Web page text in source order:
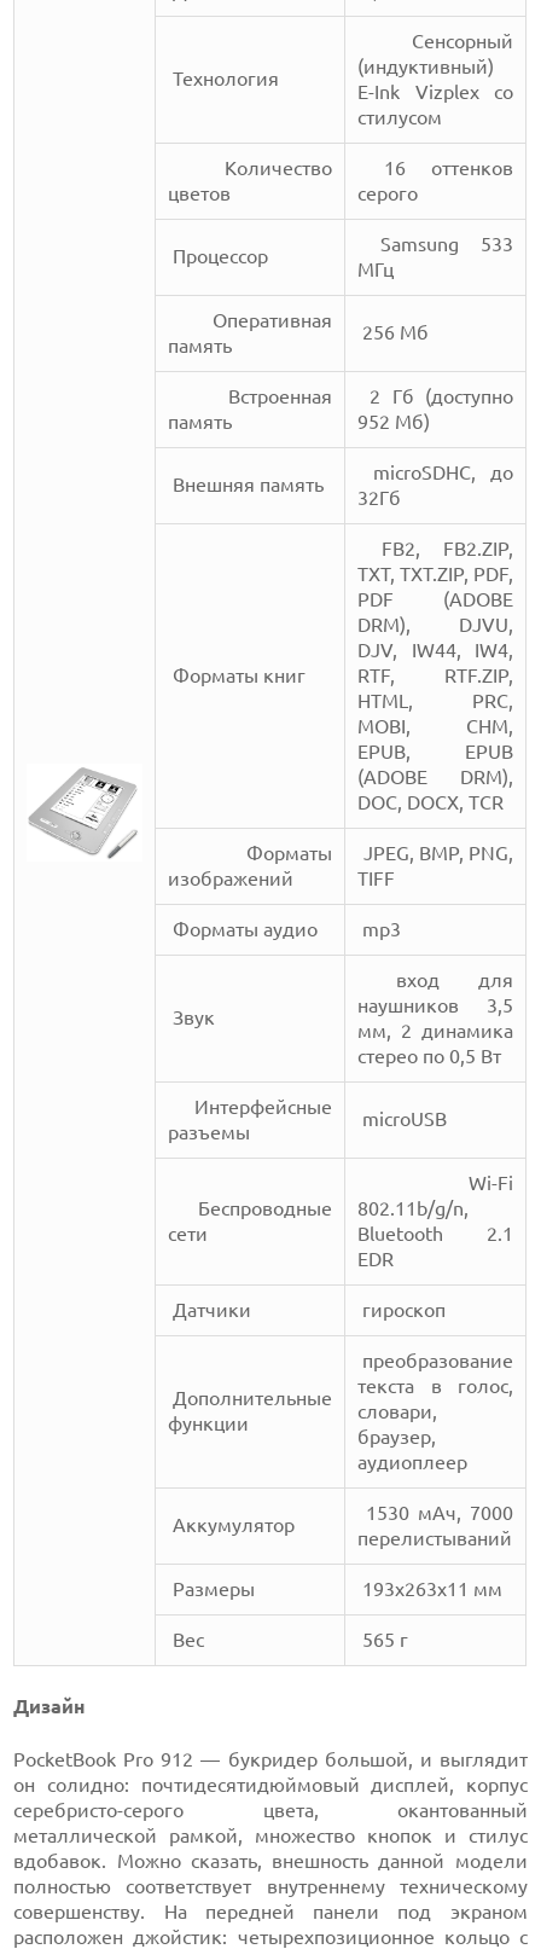
Технология
Сенсорный
(индуктивный)
E-Ink Vizplex со
стилусом
Количество
цветов
16 оттенков
серого
Процессор
Samsung 533
МГц
Оперативная
память
256 Мб
Встроенная
память
2 Гб (доступно
952 Мб)
Внешняя память
microSDHC, до
32Гб
Форматы книг
FB2, FB2.ZIP,
TXT, TXT.ZIP, PDF,
PDF (ADOBE
DRM), DJVU,
DJV, IW44, IW4,
RTF, RTF.ZIP,
HTML, PRC,
MOBI, CHM,
EPUB, EPUB
(ADOBE DRM),
DOC, DOCX, TCR
Форматы
изображений
JPEG, BMP, PNG,
TIFF
Форматы аудио mp3
Звук
вход для
наушников 3,5
мм, 2 динамика
стерео по 0,5 Вт
Интерфейсные
разъемы
microUSB
Беспроводные
сети
Wi-Fi
802.11b/g/n,
Bluetooth 2.1
EDR
Датчики гироскоп
Дополнительные
функции
преобразование
текста в голос,
словари,
браузер,
аудиоплеер
Аккумулятор
1530 мАч, 7000
перелистываний
Размеры 193х263х11 мм
Вес 565 г
Дизайн
PocketBook Pro 912 — букридер большой, и выглядит
он солидно: почтидесятидюймовый дисплей, корпус
серебристо-серого цвета, окантованный
металлической рамкой, множество кнопок и стилус
вдобавок. Можно сказать, внешность данной модели
полностью соответствует внутреннему техническому
совершенству. На передней панели под экраном
расположен джойстик: четырехпозиционное кольцо с